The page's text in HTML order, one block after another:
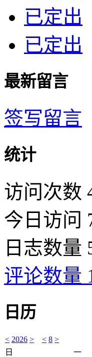
已定出
已定出
最新留言
签写留言
统计
访问次数
今日访问
日志数量
评论数量
日历
< 2026 > < 8 >
日
一